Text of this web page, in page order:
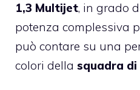
1,3 Multijet, in grado
potenza complessiva
può contare su una
colori della squadra di